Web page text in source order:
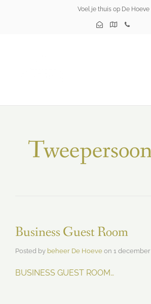
Voel je thuis op De Hoeve
Business Guest Room
Posted by beheer De Hoeve on 1 december
BUSINESS GUEST ROOM…